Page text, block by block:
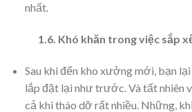
nhất.
1.6. Khó khăn trong việc sắp
Sau khi đến kho xưởng mới, bạn
lắp đặt lại như trước. Và tất nhiên
cả khi tháo dỡ rất nhiều. Những,